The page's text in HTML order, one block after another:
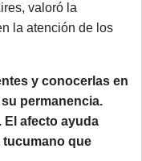
valoró la
la atención de los
y conocerlas en
permanencia.
afecto ayuda
tucumano que